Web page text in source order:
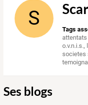
S Tags
attentats
o.v.n.i.s.,
societes
Ses blogs